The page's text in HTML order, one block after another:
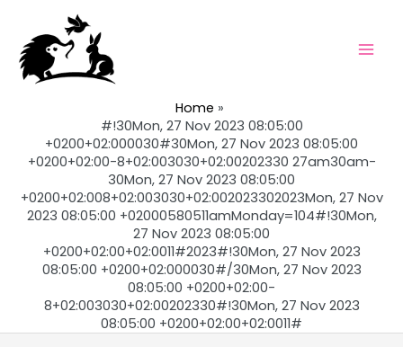
content
Home
#!30Mon, 27 Nov 2023 08:05:00
+0200+02:000030#30Mon, 27 Nov 2023 08:05:00
+0200+02:00-8+02:003030+02:00202330 27am30am-
30Mon, 27 Nov 2023 08:05:00
+0200+02:008+02:003030+02:002023302023Mon, 27 Nov
2023 08:05:00 +02000580511amMonday=104#!30Mon,
27 Nov 2023 08:05:00
+0200+02:00+02:0011#2023#!30Mon, 27 Nov 2023
08:05:00 +0200+02:000030#/30Mon, 27 Nov 2023
08:05:00 +0200+02:00-
8+02:003030+02:00202330#!30Mon, 27 Nov 2023
08:05:00 +0200+02:00+02:0011#